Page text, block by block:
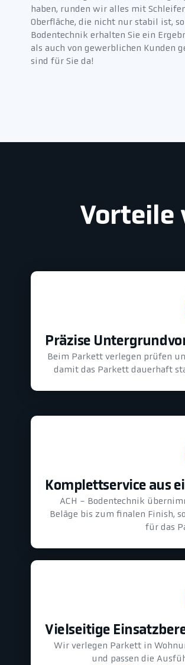
haben, runden wir alles mit
Oberfläche, die nicht nur stabil ist,
Bodentechnik erhalten Sie ein
als auch von gewerblichen Kunden
sind für Sie da!
Vorteile
Präzise
Beim Parkett verlegen prüfen
damit das Parkett dauerhaft
Komplettservice aus
ACH - Bodentechnik
Beläge bis zum finalen Finish,
für das
Vielseitige
Wir verlegen Parkett in
und passen die